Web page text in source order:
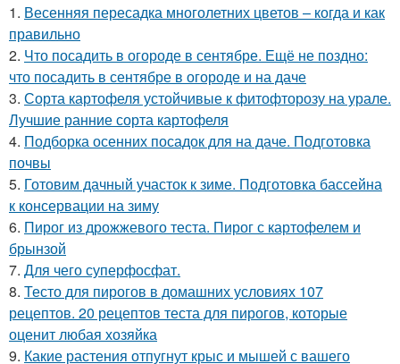
1. Весенняя пересадка многолетних цветов – когда и как
правильно
2. Что посадить в огороде в сентябре. Ещё не поздно:
что посадить в сентябре в огороде и на даче
3. Сорта картофеля устойчивые к фитофторозу на урале.
Лучшие ранние сорта картофеля
4. Подборка осенних посадок для на даче. Подготовка
почвы
5. Готовим дачный участок к зиме. Подготовка бассейна
к консервации на зиму
6. Пирог из дрожжевого теста. Пирог с картофелем и
брынзой
7. Для чего суперфосфат.
8. Тесто для пирогов в домашних условиях 107
рецептов. 20 рецептов теста для пирогов, которые
оценит любая хозяйка
9. Какие растения отпугнут крыс и мышей с вашего